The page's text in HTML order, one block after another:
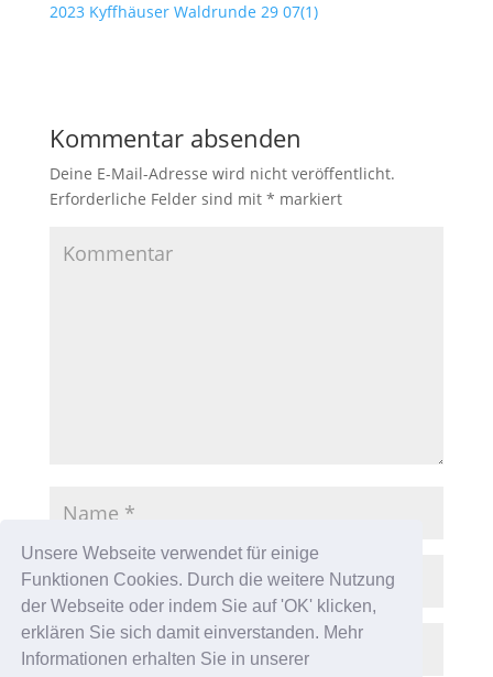
Unsere Webseite verwendet für einige
Funktionen Cookies. Durch die weitere Nutzung
der Webseite oder indem Sie auf 'OK' klicken,
erklären Sie sich damit einverstanden. Mehr
Informationen erhalten Sie in unserer
2023 Kyffhäuser Waldrunde 29 07(1)
Kommentar absenden
Deine E-Mail-Adresse wird nicht veröffentlicht.
Erforderliche Felder sind mit * markiert